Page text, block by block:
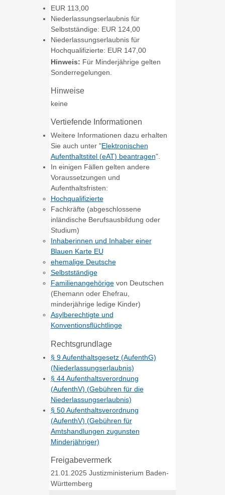
EUR 113,00
Niederlassungserlaubnis für
Selbstständige: EUR 124,00
Niederlassungserlaubnis für
Hochqualifizierte: EUR 147,00
Hinweis: Für Minderjährige gelten
Sonderregelungen.
Hinweise
keine
Vertiefende Informationen
Weitere Informationen dazu erhalten
Sie auch unter "Elektronischen
Aufenthaltstitel (eAT) beantragen".
In einigen Fällen gelten andere
Voraussetzungen und
Aufenthaltsfristen:
Hochqualifizierte
Fachkräfte (abgeschlossene
inländische Berufsausbildung oder
Studium)
Inhaberinnen und Inhaber einer
Blauen Karte EU
ehemalige Deutsche
Selbstständige
Familienangehörigevon Deutschen
(Ehemann oder Ehefrau,
minderjährige ledige Kinder)
Asylberechtigte und
Konventionsflüchtlinge
Rechtsgrundlage
§ 9 Aufenthaltsgesetz (AufenthG)
(Niederlassungserlaubnis)
§ 44 Aufenthaltsverordnung
(AufenthV) (Gebühren für die
Niederlassungserlaubnis)
§ 50 Aufenthaltsverordnung
(AufenthV) (Gebühren für
Amtshandlungen zugunsten
Minderjähriger)
Freigabevermerk
21.01.2025 Justizministerium Baden-
Württemberg